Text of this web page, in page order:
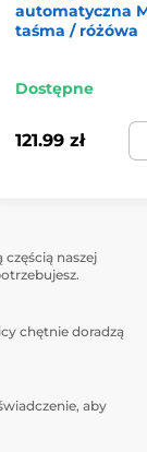
jest
o
automatyczna
taśma / różówa
Dostępne
121.99 zł
naszej
chętnie doradzą
aby